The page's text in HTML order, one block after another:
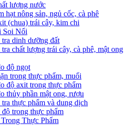
lượng nước
hạt nông sản, ngủ cốc, cà phê
(chua) trái cây, kim chi
Soi Nổi
dinh dưỡng đất
chất lượng trái cây, cà phê, mật ong
độ ngọt
trong thực phẩm, muối
độ axit trong thực phẩm
thủy phần mật ong, rượu
thực phẩm và dung dịch
trong thực phẩm
Thực Phẩm